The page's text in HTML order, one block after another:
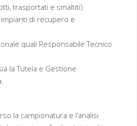
trasportati e smaltiti).
di recupero e
quali Responsabile Tecnico
la Tutela e Gestione
la campionatura e l’analisi